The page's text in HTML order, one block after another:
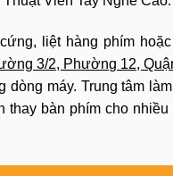
liệt hàng phím
3/2, Phường 12,
máy. Trung tâm
bàn phím cho nhiều